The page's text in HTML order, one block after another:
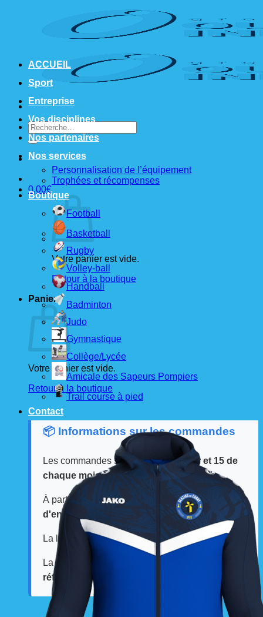
Recherche
pour :
0,00€
Votre panier est vide.
Retour à la boutique
Panier
Votre panier est vide.
Retour à la boutique
📦 Informations sur les commandes
Les commandes sont passéesles 1er et 15 de
chaque moisauprès de nos fournisseurs.
À partir de ces dates, le
délai de livraison est
d'environ 3 semaines
La livraison est effectuéedirectement au club
La commande est à récupérer auprès du
référent des équipements du club
ACCUEIL
Sport
Entreprise
Vos disciplines
Nos partenaires
Nos services
Personnalisation de l’équipement
Trophées et récompenses
Boutique
Football
Basketball
Rugby
Volley-ball
Handball
Badminton
Judo
Gymnastique
Collège/Lycée
Amicale des Sapeurs Pompiers
Trail course à pied
Contact